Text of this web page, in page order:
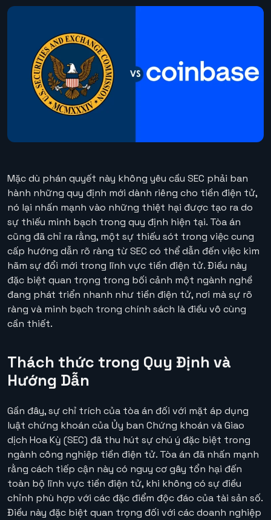
Mặc dù phán quyết này không yêu cầu SEC phải ban
hành những quy định mới dành riêng cho tiền điện tử,
nó lại nhấn mạnh vào những thiệt hại được tạo ra do
sự thiếu minh bạch trong quy định hiện tại. Tòa án
cũng đã chỉ ra rằng, một sự thiếu sót trong việc cung
cấp hướng dẫn rõ ràng từ SEC có thể dẫn đến việc kìm
hãm sự đổi mới trong lĩnh vực tiền điện tử. Điều này
đặc biệt quan trọng trong bối cảnh một ngành nghề
đang phát triển nhanh như tiền điện tử, nơi mà sự rõ
ràng và minh bạch trong chính sách là điều vô cùng
cần thiết.
Thách thức trong Quy Định và
Hướng Dẫn
Gần đây, sự chỉ trích của tòa án đối với mặt áp dụng
luật chứng khoán của Ủy ban Chứng khoán và Giao
dịch Hoa Kỳ (SEC) đã thu hút sự chú ý đặc biệt trong
ngành công nghiệp tiền điện tử. Tòa án đã nhấn mạnh
rằng cách tiếp cận này có nguy cơ gây tổn hại đến
toàn bộ lĩnh vực tiền điện tử, khi không có sự điều
chỉnh phù hợp với các đặc điểm độc đáo của tài sản số.
Điều này đặc biệt quan trọng đối với các doanh nghiệp